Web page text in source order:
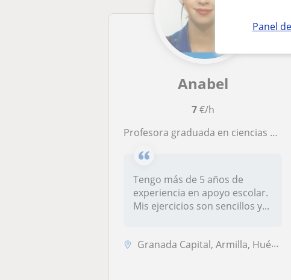
Panel
Anabel
7€/h
Profesora graduada en ciencias ambientales con formación continuada en biología, imparte clases de biología y técnicas de estudio
Tengo más de 5 años de
experiencia en apoyo escolar.
Mis ejercicios son sencillos y...
Granada Capital, Armilla, Huétor Vega, Maracena